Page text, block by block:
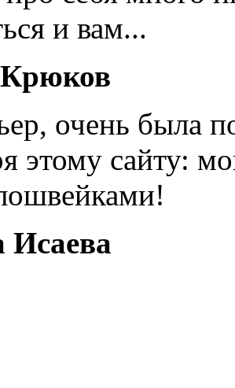
и вам...
очень была
этому сайту:
Исаева